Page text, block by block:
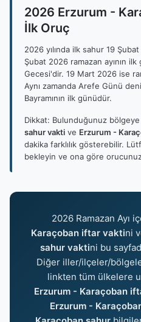
2026 Erzurum -
İlk Oruç
2026 yılında ilk sahur 19
Şubat 2026 ramazan ayının
Gecesi'dir. 19 Mart 2026 ise
Aynı zamanda Arefe Günü
Bayramının ilk günüdür.
Dikkat: Bulunduğunuz
sahur vakti ve Erzurum -
dakika farklılık gösterebilir.
bekleyin ve ona göre
2026 Ramazan Ayı
Karaçoban iftar vaktini
sahur vaktini bu
Diğer iller/ilçeler/
linkten tüm ülkelere
Erzurum - Karaçoban
Erzurum -